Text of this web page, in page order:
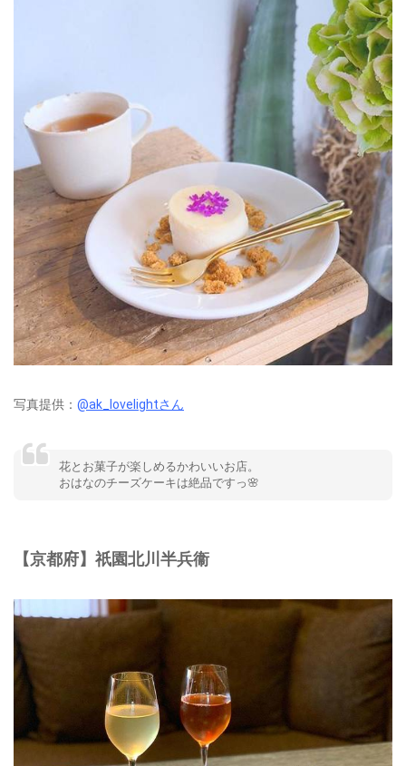
写真提供： @ak_lovelightさん
花とお菓子が楽しめるかわいいお店。
おはなのチーズケーキは絶品ですっ🌸
【京都府】祇園北川半兵衞